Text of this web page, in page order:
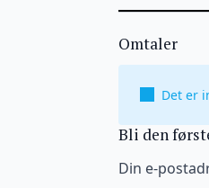
Omtaler
Det er
Bli den
Din e-